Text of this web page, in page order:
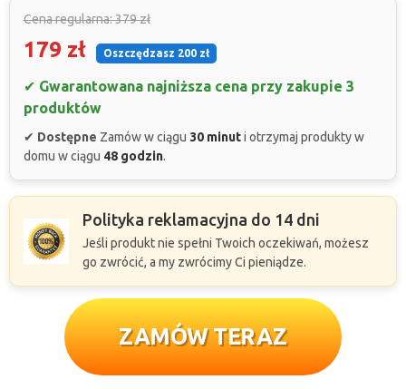
Cena regularna: 379 zł
179 zł Oszczędzasz 200 zł
✔ Gwarantowana najniższa cena przy zakupie 3
produktów
✔ Dostępne Zamów w ciągu 30 minuti otrzymaj produkty w
domu w ciągu 48 godzin.
Polityka reklamacyjna do 14 dni
Jeśli produkt nie spełni Twoich oczekiwań, możesz
go zwrócić, a my zwrócimy Ci pieniądze.
ZAMÓW TERAZ